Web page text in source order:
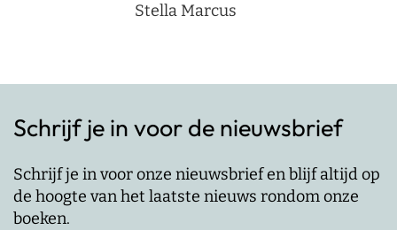
Stella Marcus
Schrijf je in voor de nieuwsbrief
Schrijf je in voor onze nieuwsbrief en blijf altijd op
de hoogte van het laatste nieuws rondom onze
boeken.